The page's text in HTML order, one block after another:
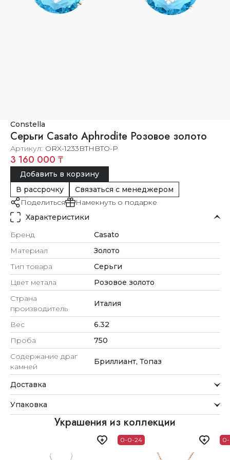
Constella
Серьги Casato Aphrodite Розовое золото
Артикул ORX-1233BTHBTO-P
3 160 000 ₸
Добавить в корзину
В рассрочку
Связаться с менеджером
Поделиться
Намекнуть о подарке
Характеристики
Бренд
Casato
Материал
Золото
Тип товара
Серьги
Цвет метала
Розовое золото
Страна
производитель
Италия
Вес
6.32
Проба
750
Содержание драг
камней
Бриллиант, Топаз
Доставка
Мы стремимся обрабатывать заказы максимально
быстро и доставлять их прямо до вашей двери в
удобное для вас время.
Для клиентов из Астаны, Алматы, Шымкента и Ташкента
Упаковка
Внимание к деталям
Каждое украшение проходит тщательную проверку
Украшения из коллекции
0-0-24